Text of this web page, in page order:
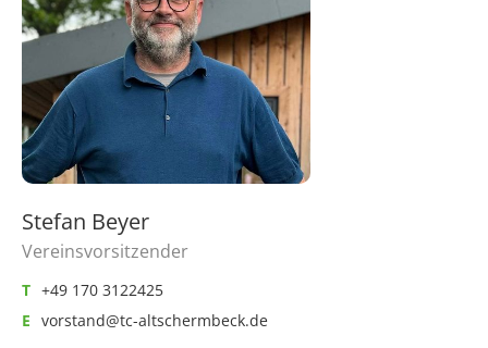
Stefan Beyer
Vereinsvorsitzender
T +49 170 3122425
E vorstand@tc-altschermbeck.de